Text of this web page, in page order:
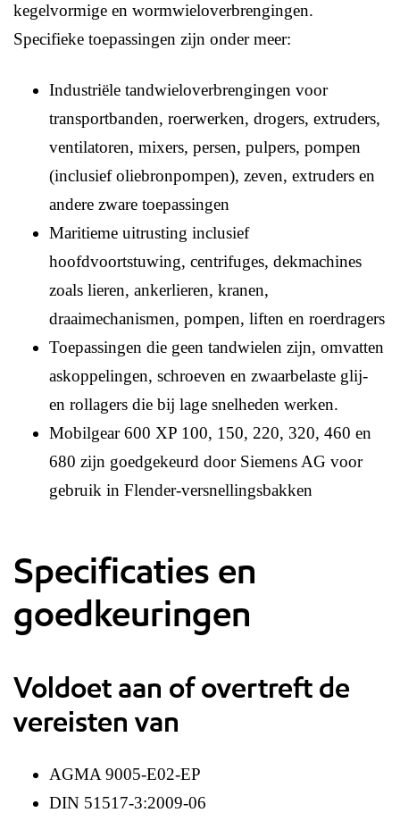
kegelvormige en wormwieloverbrengingen.
Specifieke toepassingen zijn onder meer:
Industriële tandwieloverbrengingen voor
transportbanden, roerwerken, drogers, extruders,
ventilatoren, mixers, persen, pulpers, pompen
(inclusief oliebronpompen), zeven, extruders en
andere zware toepassingen
Maritieme uitrusting inclusief
hoofdvoortstuwing, centrifuges, dekmachines
zoals lieren, ankerlieren, kranen,
draaimechanismen, pompen, liften en roerdragers
Toepassingen die geen tandwielen zijn, omvatten
askoppelingen, schroeven en zwaarbelaste glij-
en rollagers die bij lage snelheden werken.
Mobilgear 600 XP 100, 150, 220, 320, 460 en
680 zijn goedgekeurd door Siemens AG voor
gebruik in Flender-versnellingsbakken
Specificaties en
goedkeuringen
Voldoet aan of overtreft de
vereisten van
AGMA 9005-E02-EP
DIN 51517-3:2009-06